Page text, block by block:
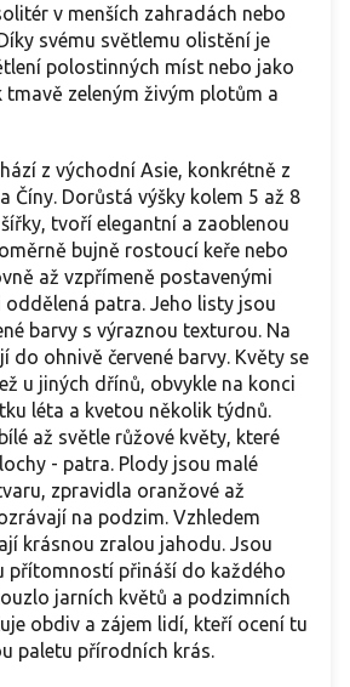
v menších zahradách nebo
svému světlemu olistění je
polostinných míst nebo jako
tmavě zeleným živým plotům a
z východní Asie, konkrétně z
Číny. Dorůstá výšky kolem 5 až 8
tvoří elegantní a zaoblenou
bujně rostoucí keře nebo
až vzpřímeně postavenými
patra. Jeho listy jsou
barvy s výraznou texturou. Na
do ohnivě červené barvy. Květy se
u jiných dřínů, obvykle na konci
léta a kvetou několik týdnů.
až světle růžové květy, které
- patra. Plody jsou malé
zpravidla oranžové až
na podzim. Vzhledem
krásnou zralou jahodu. Jsou
přítomností přináší do každého
jarních květů a podzimních
obdiv a zájem lidí, kteří ocení tu
paletu přírodních krás.